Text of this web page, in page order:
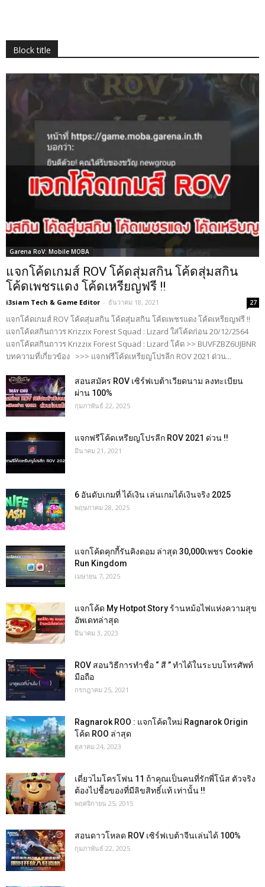
Block title
Garena RoV: Mobile MOBA
แจกโค้ดเกมส์ ROV โค้ดสุ่มสกิน โค้ดสุ่มสกิน
โค้ดเพชรแดง โค้ดเหรียญฟรี !!
i3siam Tech & Game Editor - ธันวาคม 18, 2021 27
แจกโค้ดเกมส์ ROV โค้ดสุ่มสกิน โค้ดสุ่มสกิน โค้ดเพชรแดง โค้ดเหรียญฟรี !!
แจกโค้ดสกินถาวร Krizzix Forest Squad : Lizard ใส่โค้ดก่อน 20/12/2564
แจกโค้ดสกินถาวร Krizzix Forest Squad : Lizard โค้ด >> BUVFZBZ6UJBNR
บทความที่เกี่ยวข้อง >>> แจกฟรีโค้ดเหรียญโปรลีก ROV 2021 ด่วน...
สอนสมัคร ROV เซิร์ฟเบต้าเวียดนาม ลงทะเบียน
ผ่าน 100%
กุมภาพันธ์ 22, 2025
แจกฟรีโค้ดเหรียญโปรลีก ROV 2021 ด่วน !!
มีนาคม 21, 2021
6 อันดับเกมที่ ได้เงิน เล่นเกมได้เงินจริง 2025
พฤษภาคม 28, 2025
แจกโค้ดคุกกี้รันคิงดอม ล่าสุด 30,000เพชร Cookie
Run Kingdom
เมษายน 7, 2025
แจกโค้ด My Hotpot Story ร้านหม้อไฟแห่งความสุข
อัพเดทล่าสุด
มีนาคม 3, 2023
ROV สอนวิธีการทำชื่อ “ สี ” ทำได้ในระบบโทรศัพท์
มือถือ
กรกฎาคม 25, 2021
Ragnarok ROO : แจกโค้ดใหม่ Ragnarok Origin
โค้ด ROO ล่าสุด
ตุลาคม 24, 2023
เดี่ยวไมโครโฟน 11 ถ้าคุณเป็นคนที่รักพี่โน้ส ตัวจริง
ต้องไปชื้อของที่มีลิขสิทธิ์แท้ เท่านั้น !!
พฤศจิกายน 25, 2015
สอนดาวโหลด ROV เซิร์ฟเบต้าจีนเล่นได้ 100%
กุมภาพันธ์ 22, 2025